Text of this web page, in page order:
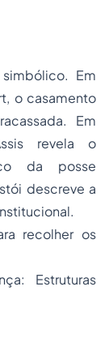
Em
o casamento
Em
revela o
da posse
descreve a
recolher os
Estruturas